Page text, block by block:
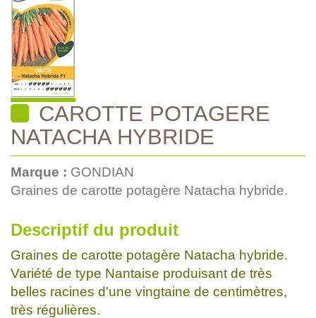
CAROTTE POTAGERE
NATACHA HYBRIDE
Marque : GONDIAN
Graines de carotte potagère Natacha hybride.
Descriptif du produit
Graines de carotte potagère Natacha hybride.
Variété de type Nantaise produisant de très
belles racines d'une vingtaine de centimètres,
très régulières.